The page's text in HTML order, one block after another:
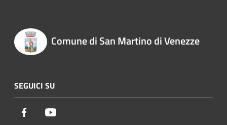
Comune di San Martino di Venezze
SEGUICI SU
Facebook